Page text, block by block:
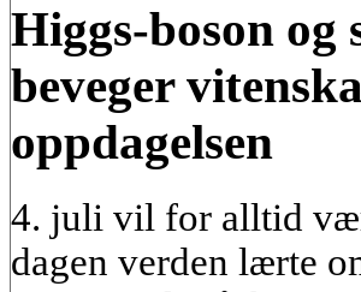
Higgs-boson
beveger
oppdagelsen
4. juli vil for alltid
dagen verden lærte